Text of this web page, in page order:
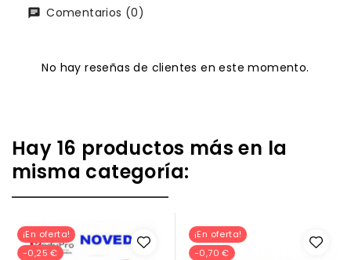
Comentarios (0)
No hay reseñas de clientes en este momento.
Hay 16 productos más en la
misma categoría:
¡En oferta!
-0,25 €
¡En oferta!
-0,70 €